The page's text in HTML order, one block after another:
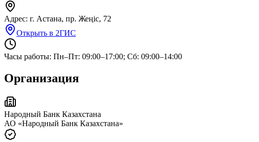
Адрес: г. Астана, пр. Жеңіс, 72
Открыть в 2ГИС
Часы работы: Пн–Пт: 09:00–17:00; Сб: 09:00–14:00
Организация
Народный Банк Казахстана
АО «Народный Банк Казахстана»